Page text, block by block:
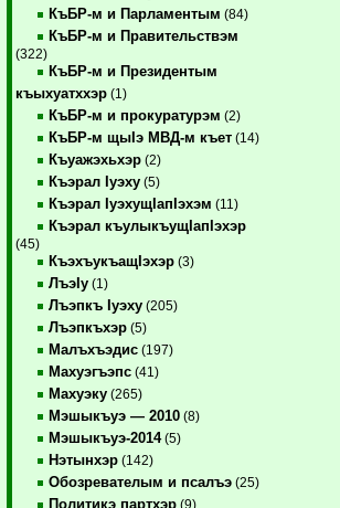
КъБР-м и Парламентым (84)
КъБР-м и Правительствэм
(322)
КъБР-м и Президентым
къыхуатххэр (1)
КъБР-м и прокуратурэм (2)
КъБР-м щыIэ МВД-м къет (14)
Къуажэхьхэр (2)
Къэрал Iуэху (5)
Къэрал IуэхущIапIэхэм (11)
Къэрал къулыкъущIапIэхэр
(45)
КъэхъукъащIэхэр (3)
ЛъэIу (1)
Лъэпкъ Iуэху (205)
Лъэпкъхэр (5)
Малъхъэдис (197)
Махуэгъэпс (41)
Махуэку (265)
Мэшыкъуэ — 2010 (8)
Мэшыкъуэ-2014(5)
Нэтынхэр (142)
Обозревателым и псалъэ (25)
Политикэ партхэр (9)